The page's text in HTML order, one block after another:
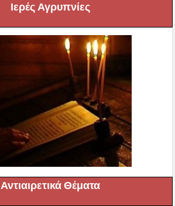
Ιερές Αγρυπνίες
Αντιαιρετικά Θέματα